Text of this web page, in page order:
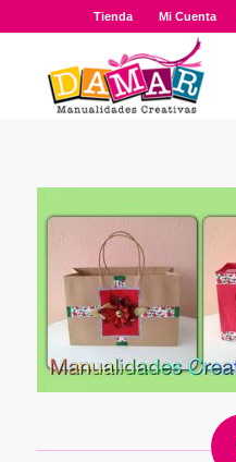
Tienda Mi Cuenta